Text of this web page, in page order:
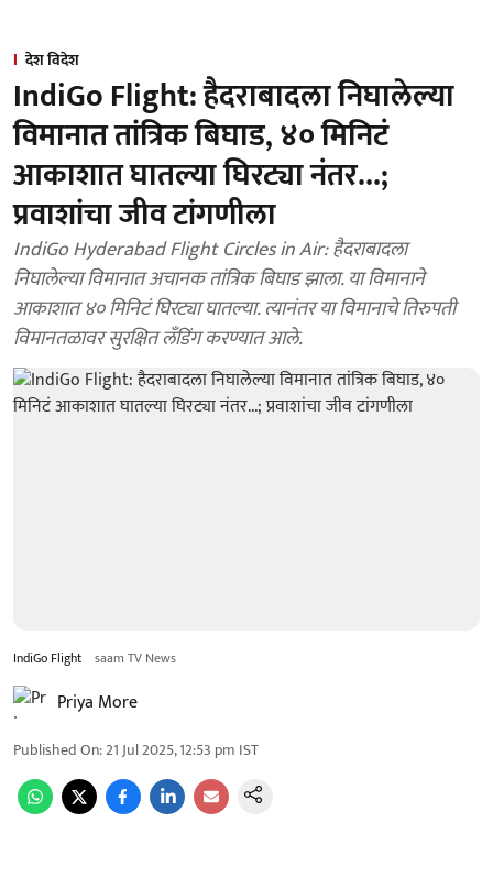
देश विदेश
IndiGo Flight: हैदराबादला निघालेल्या
विमानात तांत्रिक बिघाड, ४० मिनिटं
आकाशात घातल्या घिरट्या नंतर...;
प्रवाशांचा जीव टांगणीला
IndiGo Hyderabad Flight Circles in Air: हैदराबादला
निघालेल्या विमानात अचानक तांत्रिक बिघाड झाला. या विमानाने
आकाशात ४० मिनिटं घिरट्या घातल्या. त्यानंतर या विमानाचे तिरुपती
विमानतळावर सुरक्षित लँडिंग करण्यात आले.
IndiGo Flight saam TV News
Priya More
Published On:21 Jul 2025, 12:53 pm IST